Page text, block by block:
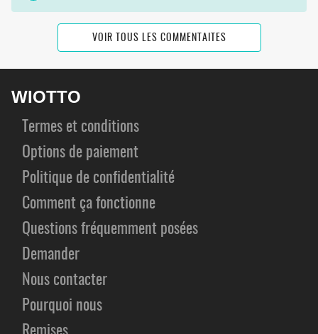
VOIR TOUS LES COMMENTAITES
WIOTTO
Termes et conditions
Options de paiement
Politique de confidentialité
Comment ça fonctionne
Questions fréquemment posées
Demander
Nous contacter
Pourquoi nous